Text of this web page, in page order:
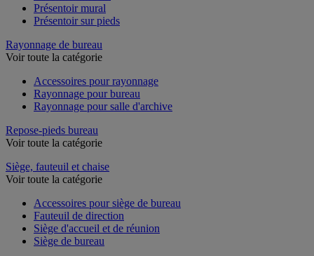
Présentoir mural
Présentoir sur pieds
Rayonnage de bureau
Voir toute la catégorie
Accessoires pour rayonnage
Rayonnage pour bureau
Rayonnage pour salle d'archive
Repose-pieds bureau
Voir toute la catégorie
Siège, fauteuil et chaise
Voir toute la catégorie
Accessoires pour siège de bureau
Fauteuil de direction
Siège d'accueil et de réunion
Siège de bureau